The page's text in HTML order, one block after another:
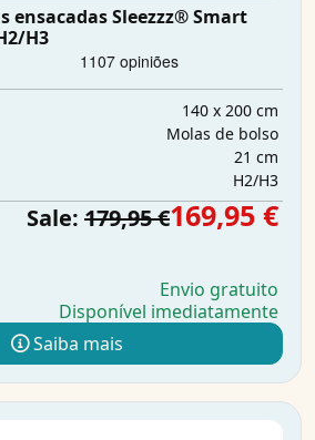
ensacadas Sleezzz® Smart
H3
140 x 200 cm
Molas de bolso
21 cm
H2/H3
Sale: 179,95 €169,95 €
Envio gratuito
Disponível imediatamente
Saiba mais